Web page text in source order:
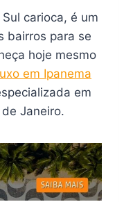
carioca, é um
bairros para se
hoje mesmo
em Ipanema
em
Janeiro.